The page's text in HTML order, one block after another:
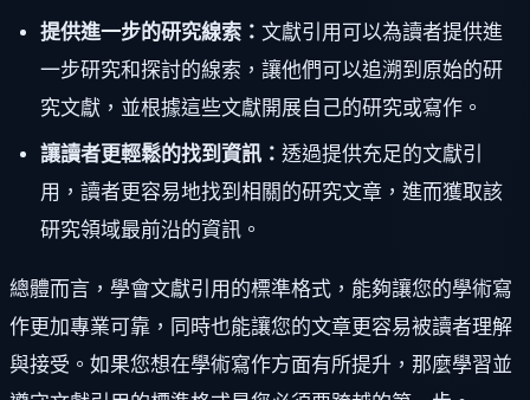
提供進一步的研究線索： 文獻引用可以為讀者提供進
一步研究和探討的線索，讓他們可以追溯到原始的研
究文獻，並根據這些文獻開展自己的研究或寫作。
讓讀者更輕鬆的找到資訊： 透過提供充足的文獻引
用，讀者更容易地找到相關的研究文章，進而獲取該
研究領域最前沿的資訊。
總體而言，學會文獻引用的標準格式，能夠讓您的學術寫
作更加專業可靠，同時也能讓您的文章更容易被讀者理解
與接受。如果您想在學術寫作方面有所提升，那麼學習並